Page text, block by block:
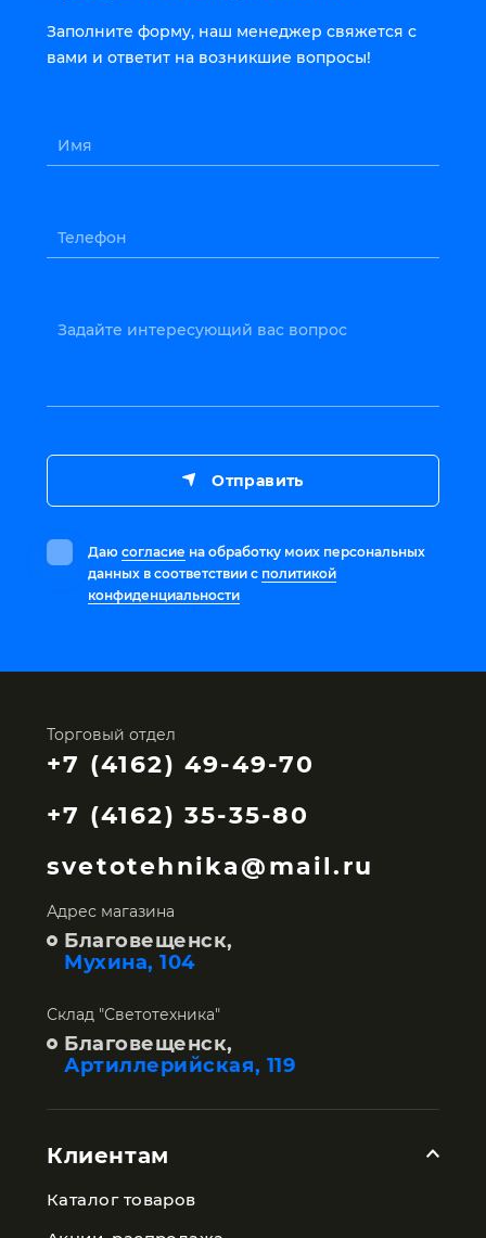
Заполните форму, наш менеджер свяжется с
вами и ответит на возникшие вопросы!
Имя
Телефон
Задайте интересующий вас вопрос
Даю согласие на обработку моих персональных
данных в соответствии с политикой
конфиденциальности
Отправить
Торговый отдел
+7 (4162) 49-49-70
+7 (4162) 35-35-80
svetotehnika@mail.ru
Адрес магазина
Благовещенск,
Мухина, 104
Склад "Светотехника"
Благовещенск,
Артиллерийская, 119
Клиентам
Каталог товаров